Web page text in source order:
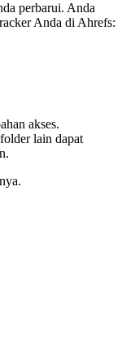
perbarui. Anda
Anda di Ahrefs:
akses.
lain dapat